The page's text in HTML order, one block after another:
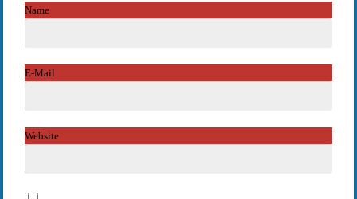
Name
E-Mail
Website